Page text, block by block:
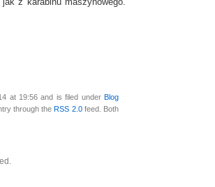
at 19:56 and is filed under Blog
through theRSS 2.0feed. Both